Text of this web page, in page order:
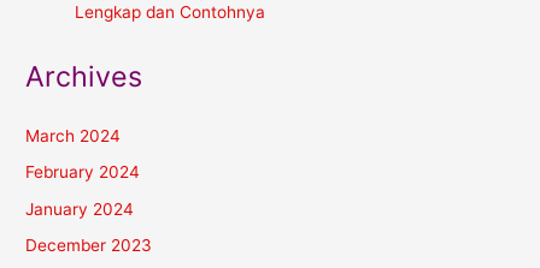
Lengkap dan Contohnya
Archives
March 2024
February 2024
January 2024
December 2023